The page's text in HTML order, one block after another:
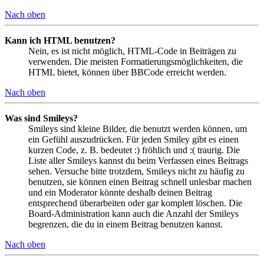
Nach oben
Kann ich HTML benutzen?
Nein, es ist nicht möglich, HTML-Code in Beiträgen zu
verwenden. Die meisten Formatierungsmöglichkeiten, die
HTML bietet, können über BBCode erreicht werden.
Nach oben
Was sind Smileys?
Smileys sind kleine Bilder, die benutzt werden können, um
ein Gefühl auszudrücken. Für jeden Smiley gibt es einen
kurzen Code, z. B. bedeutet :) fröhlich und :( traurig. Die
Liste aller Smileys kannst du beim Verfassen eines Beitrags
sehen. Versuche bitte trotzdem, Smileys nicht zu häufig zu
benutzen, sie können einen Beitrag schnell unlesbar machen
und ein Moderator könnte deshalb deinen Beitrag
entsprechend überarbeiten oder gar komplett löschen. Die
Board-Administration kann auch die Anzahl der Smileys
begrenzen, die du in einem Beitrag benutzen kannst.
Nach oben